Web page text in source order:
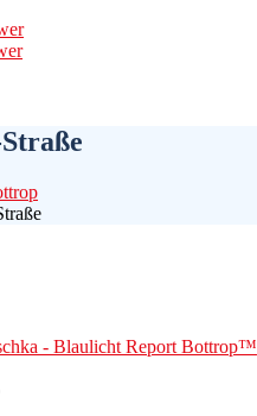
- Blaulicht Report Bottrop™